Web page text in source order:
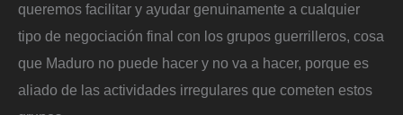
queremos facilitar y ayudar genuinamente a cualquier
tipo de negociación final con los grupos guerrilleros, cosa
que Maduro no puede hacer y no va a hacer, porque es
aliado de las actividades irregulares que cometen estos